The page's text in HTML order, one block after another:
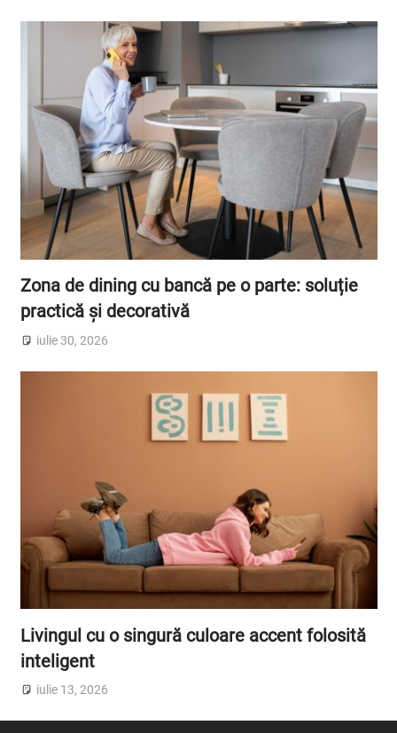
Zona de dining cu bancă pe o parte: soluție
practică și decorativă
iulie 30, 2026
Livingul cu o singură culoare accent folosită
inteligent
iulie 13, 2026